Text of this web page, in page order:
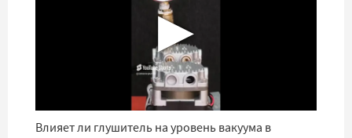
▶
Влияет ли глушитель на уровень вакуума в